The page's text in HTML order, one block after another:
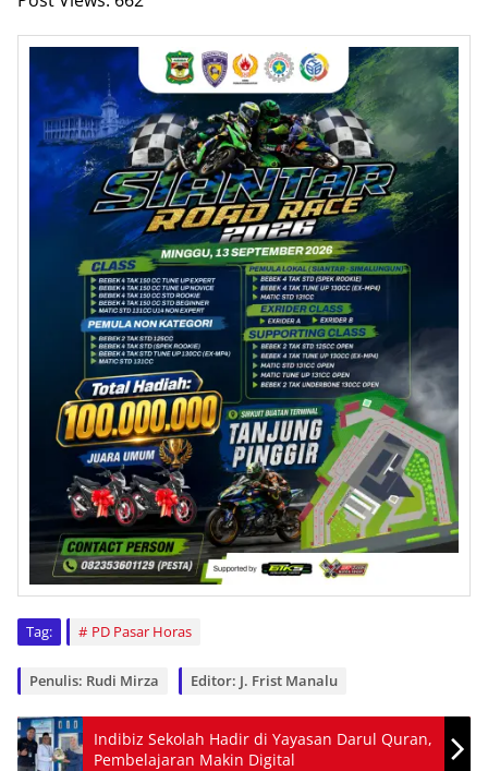
Tag: PD Pasar Horas
Penulis: Rudi Mirza Editor: J. Frist Manalu
Indibiz Sekolah Hadir di Yayasan Darul Quran,
Pembelajaran Makin Digital